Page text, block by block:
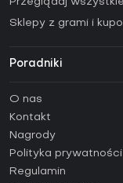
Sklepy z grami i
Poradniki
Poradniki
Jak aktywować
Jak aktywować
Jak aktywować klucz
O nas
Kontakt
Nagrody
Polityka prywatności
Regulamin